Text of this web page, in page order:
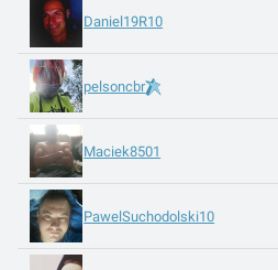
Daniel19R10
pelsoncbr
Maciek8501
PawelSuchodolski10